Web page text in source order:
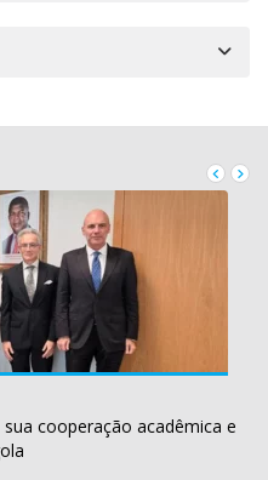
cooperação acadêmica e